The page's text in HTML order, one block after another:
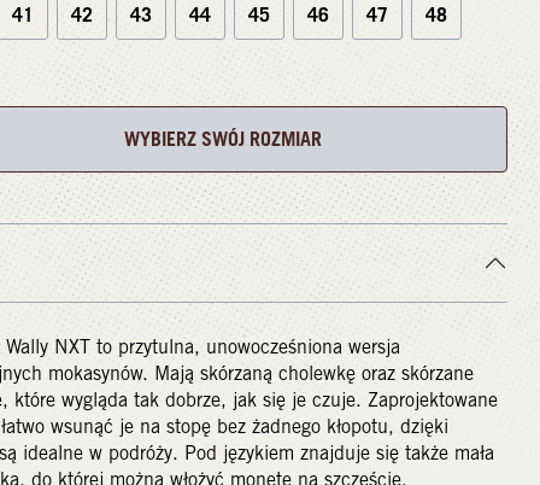
41 42 43 44 45 46 47 48
WYBIERZ SWÓJ ROZMIAR
Wally NXT to przytulna, unowocześniona wersja
mokasynów. Mają skórzaną cholewkę oraz skórzane
które wygląda tak dobrze, jak się je czuje. Zaprojektowane
wsunąć je na stopę bez żadnego kłopotu, dzięki
idealne w podróży. Pod językiem znajduje się także mała
do której można włożyć monetę na szczęście.